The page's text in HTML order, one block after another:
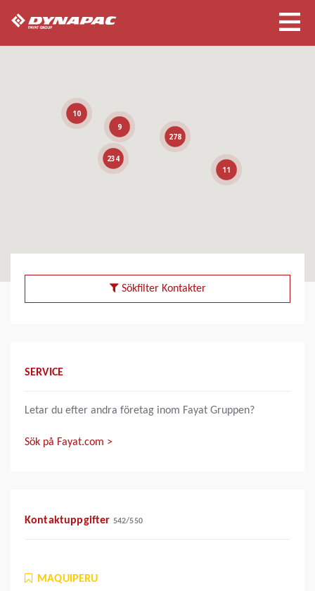
234
278
11
10
9
Sökfilter Kontakter
SERVICE
Letar du efter andra företag inom Fayat Gruppen?
Sök på Fayat.com >
Kontaktuppgifter 542/550
MAQUIPERU